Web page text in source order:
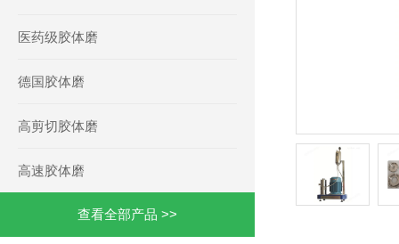
医药级胶体磨
德国胶体磨
高剪切胶体磨
高速胶体磨
查看全部产品 >>